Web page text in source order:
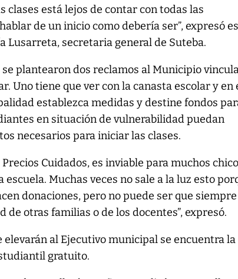
clases está lejos de contar con todas las
de un inicio como debería ser”, expresó
Lusarreta, secretaria general de Suteba.
plantearon dos reclamos al Municipio
Uno tiene que ver con la canasta escolar y en
establezca medidas y destine fondos
en situación de vulnerabilidad puedan
necesarios para iniciar las clases.
Cuidados, es inviable para muchos
Muchas veces no sale a la luz esto
donaciones, pero no puede ser que siempre
otras familias o de los docentes”, expresó.
elevarán al Ejecutivo municipal se encuentra la
gratuito.